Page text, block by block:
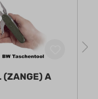
BW TASCHENTOOL (ZANGE) A